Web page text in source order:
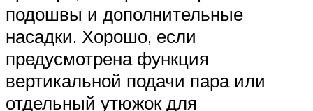
подошвы и дополнительные
насадки. Хорошо, если
предусмотрена функция
вертикальной подачи пара или
отдельный утюжок для